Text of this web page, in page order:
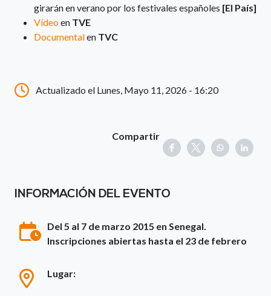
girarán en verano por los festivales españoles [El País]
Vídeoen TVE
Documentalen TVC
Actualizado el Lunes, Mayo 11, 2026 - 16:20
Compartir
INFORMACIÓN DEL EVENTO
Del 5 al 7 de marzo 2015 en Senegal.
Inscripciones abiertas hasta el 23 de febrero
Lugar: